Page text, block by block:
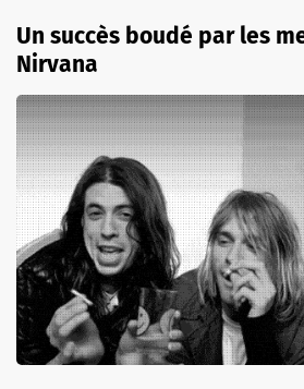
Un succès boudé par les
Nirvana